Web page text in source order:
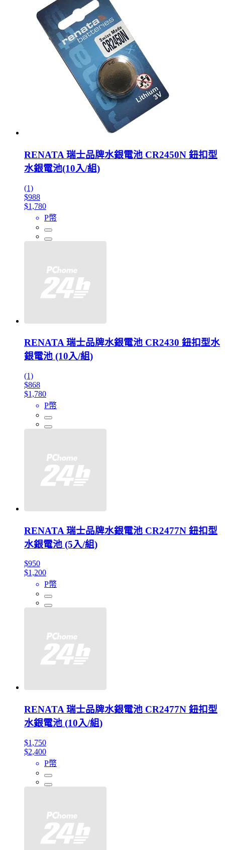
RENATA 瑞士品牌水銀電池 CR2450N 鈕扣型
水銀電池(10入/組)
(1)
$988
$1,780
P幣
RENATA 瑞士品牌水銀電池 CR2430 鈕扣型水
銀電池 (10入/組)
(1)
$868
$1,780
P幣
RENATA 瑞士品牌水銀電池 CR2477N 鈕扣型
水銀電池 (5入/組)
$950
$1,200
P幣
RENATA 瑞士品牌水銀電池 CR2477N 鈕扣型
水銀電池 (10入/組)
$1,750
$2,400
P幣